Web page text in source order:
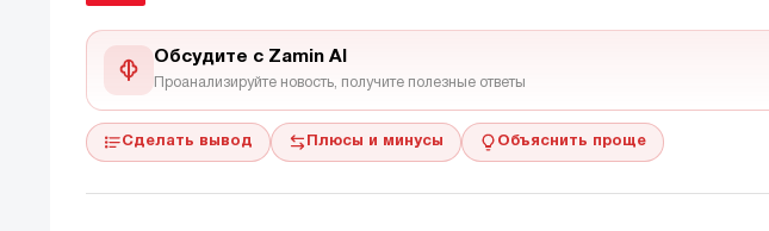
Обсудите с Zamin AI
Проанализируйте новость, получите полезные ответы
Сделать вывод Плюсы и минусы Объяснить проще